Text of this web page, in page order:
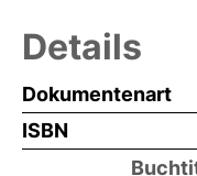
Details
Dokumentenart
ISBN